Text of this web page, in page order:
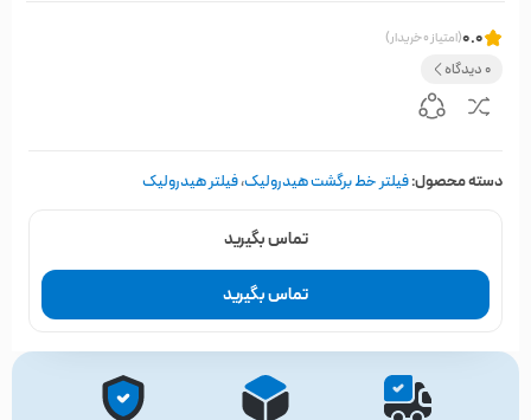
0.0(امتیاز 0 خریدار)
0 دیدگاه
دسته محصول:فیلتر خط برگشت هیدرولیک،فیلتر هیدرولیک
تماس بگیرید
تماس بگیرید